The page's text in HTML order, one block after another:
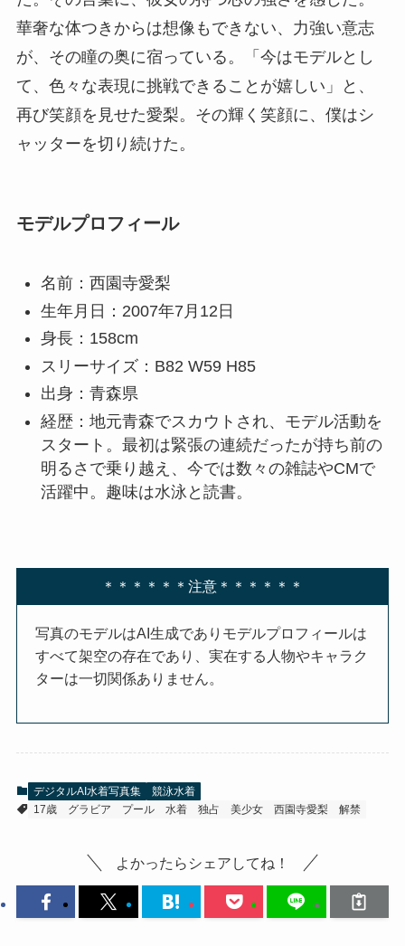
華奢な体つきからは想像もできない、力強い意志
が、その瞳の奥に宿っている。「今はモデルとし
て、色々な表現に挑戦できることが嬉しい」と、
再び笑顔を見せた愛梨。その輝く笑顔に、僕はシ
ャッターを切り続けた。
モデルプロフィール
名前：西園寺愛梨
生年月日：2007年7月12日
身長：158cm
スリーサイズ：B82 W59 H85
出身：青森県
経歴：地元青森でスカウトされ、モデル活動を
スタート。最初は緊張の連続だったが持ち前の
明るさで乗り越え、今では数々の雑誌やCMで
活躍中。趣味は水泳と読書。
＊＊＊＊＊＊注意＊＊＊＊＊＊
写真のモデルはAI生成でありモデルプロフィールは
すべて架空の存在であり、実在する人物やキャラク
ターは一切関係ありません。
デジタルAI水着写真集
競泳水着
17歳
グラビア プール 水着 独占 美少女 西園寺愛梨 解禁
よかったらシェアしてね！